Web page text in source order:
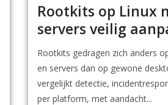
Rootkits op Linux
servers veilig
Rootkits gedragen zich anders
en servers dan op gewone
vergelijkt detectie,
per platform, met aandacht...